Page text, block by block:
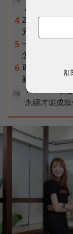
AI語意解鎖藝
4 2026年8月
元創高、
5 一張遺照「開
怎麼做出AI告
6 連黃仁勳都叫
新定義「有價
PR
100 MVP 倒
永續才能成
訂